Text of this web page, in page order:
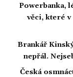
Powerbanka,
věci, které v
Brankář
nepřál.
Česká